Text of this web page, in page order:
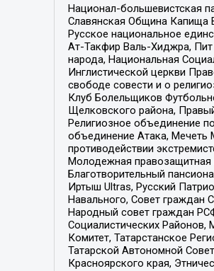
Национал-большевистская
Славянская Община Капища
Русское национальное
Ат-Такфир Валь-Хиджра, Пит
народа, Национальная
Инглистической церкви
свободе совести и о
Клуб Болельщиков
Щелковского района,
Религиозное объединение
объединение Атака, Мечеть
противодействии
Молодежная правозащитная
Благотворительный
Иртыш Ultras, Русский
Навального, Совет граждан
Народный совет граждан
Социалистических Районов,
Комитет, Татарстанское
Татарской Автономной
Красноярского края,